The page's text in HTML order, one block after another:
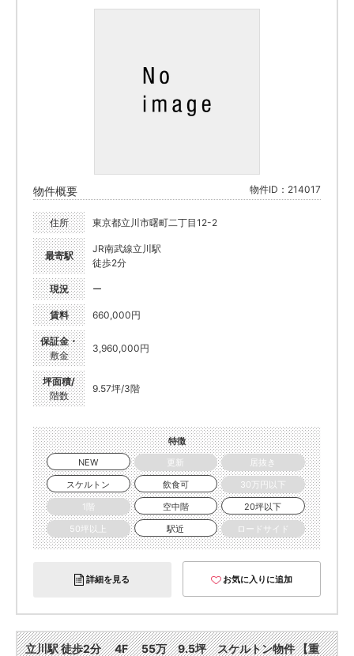
物件概要 物件ID：214017
住所 東京都立川市曙町二丁目12-2
最寄駅
JR南武線立川駅
徒歩2分
現況 ー
賃料 660,000円
保証金・
敷金
3,960,000円
坪面積/
階数
9.57坪/3階
特徴
NEW
更新
居抜き
スケルトン
飲食可
30万円以下
1階
空中階
20坪以下
50坪以上
駅近 ロードサイド
詳細を見る お気に入りに追加
立川駅 徒歩2分 4F 55万 9.5坪 スケルトン物件 【重